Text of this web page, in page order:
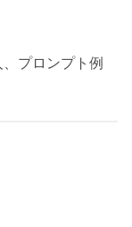
プロンプト例